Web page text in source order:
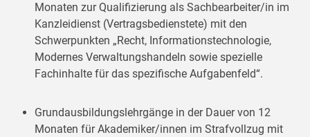
Monaten zur Qualifizierung als Sachbearbeiter/in im
Kanzleidienst (Vertragsbedienstete) mit den
Schwerpunkten „Recht, Informationstechnologie,
Modernes Verwaltungshandeln sowie spezielle
Fachinhalte für das spezifische Aufgabenfeld“.
Grundausbildungslehrgänge in der Dauer von 12
Monaten für Akademiker/innen im Strafvollzug mit